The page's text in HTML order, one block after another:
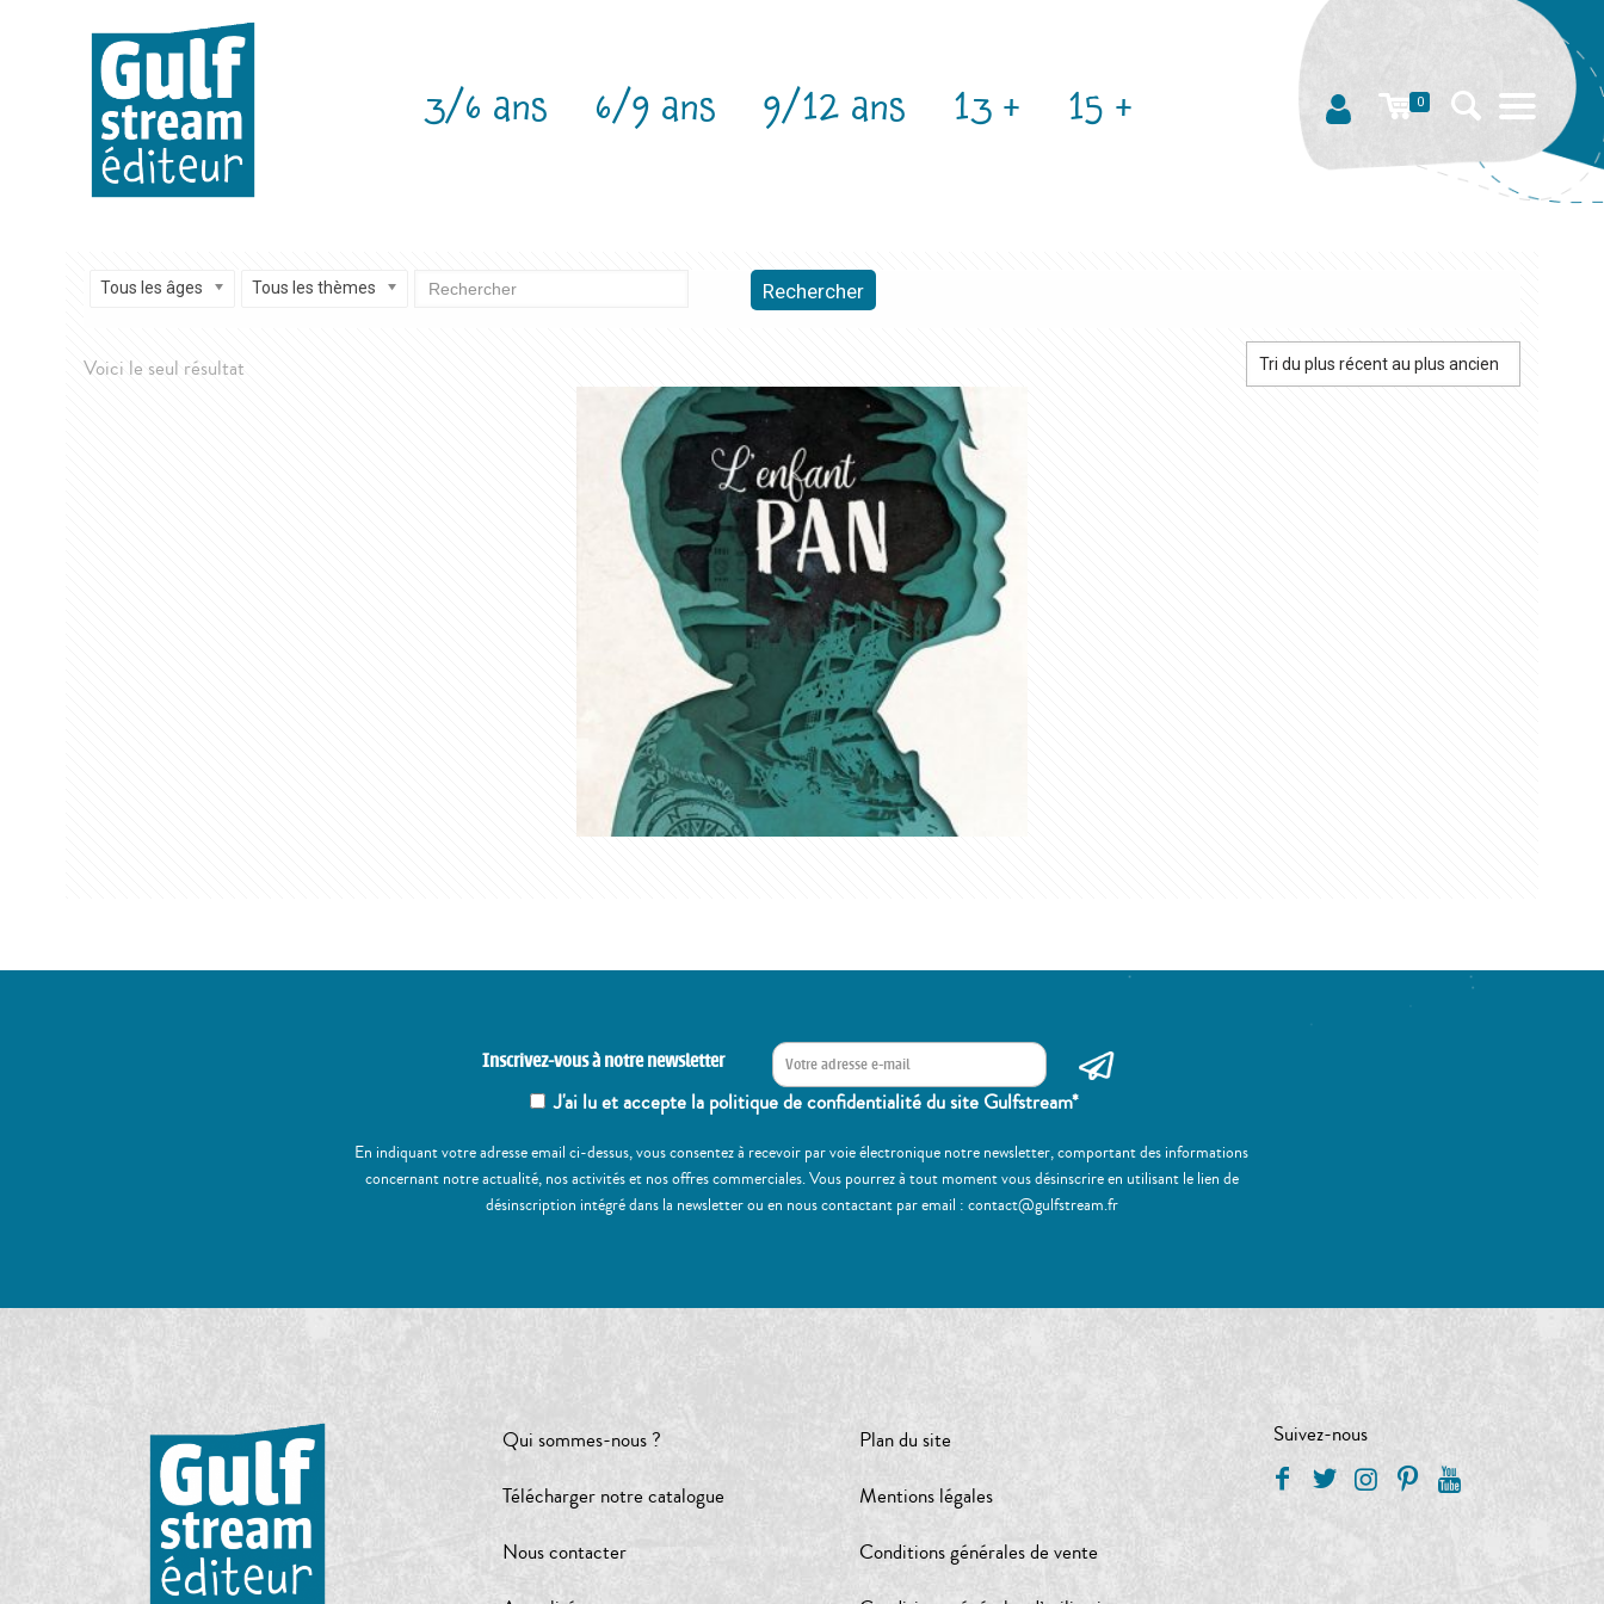
3/6 ans 6/9 ans 9/12 ans 13 + 15 + 0
Tous les âges Tous les thèmes Rechercher
Voici le seul résultat
Inscrivez-vous à notre newsletter
J'ai lu et accepte la politique de confidentialité du site Gulfstream*
En indiquant votre adresse email ci-dessus, vous consentez à recevoir par voie électronique notre newsletter, comportant des informations
concernant notre actualité, nos activités et nos offres commerciales. Vous pourrez à tout moment vous désinscrire en utilisant le lien de
désinscription intégré dans la newsletter ou en nous contactant par email : contact@gulfstream.fr
Qui sommes-nous ?
Télécharger notre catalogue
Nous contacter
Plan du site
Mentions légales
Conditions générales de vente
Suivez-nous